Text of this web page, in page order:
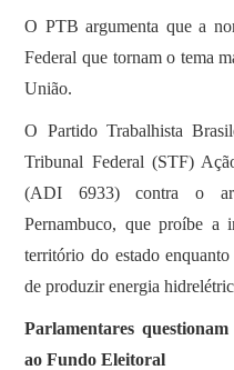
O PTB argumenta que a
Federal que tornam o tema
União.
O Partido Trabalhista
Tribunal Federal (STF)
(ADI 6933) contra o
Pernambuco, que proíbe a
território do estado
de produzir energia
Parlamentares
ao Fundo Eleitoral